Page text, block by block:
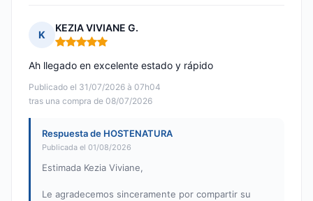
K
KEZIA VIVIANE G.
Nota: 5 de 5
Publicado el 31/07/2026 à 07h04
tras una compra de 08/07/2026
Ah llegado en excelente estado y rápido
Respuesta de HOSTENATURA
Publicada el 01/08/2026
Estimada Kezia Viviane,
Le agradecemos sinceramente por compartir su